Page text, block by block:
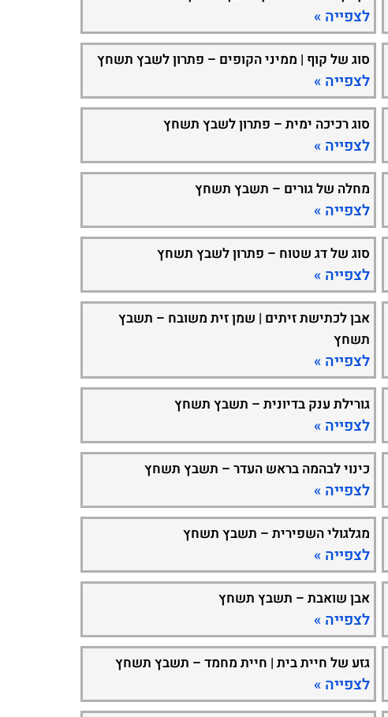
לצפייה »
סוג של קוף | ממיני הקופים – פתרון לשבץ תשחץ
לצפייה »
סוג רכיכה ימית – פתרון לשבץ תשחץ
לצפייה »
מחלה של גורים – תשבץ תשחץ
לצפייה »
סוג של דג שטוח – פתרון לשבץ תשחץ
לצפייה »
אבן לכתישת זיתים | שמן זית משובח – תשבץ
תשחץ
לצפייה »
גורילת ענק בדיונית – תשבץ תשחץ
לצפייה »
כינוי לבהמה בראש העדר – תשבץ תשחץ
לצפייה »
מגלגולי השפירית – תשבץ תשחץ
לצפייה »
אבן שואבת – תשבץ תשחץ
לצפייה »
גזע של חיית בית | חיית מחמד – תשבץ תשחץ
לצפייה »